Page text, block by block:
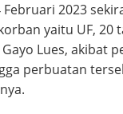
2023
yaitu UF, 20
Lues,
perbuatan